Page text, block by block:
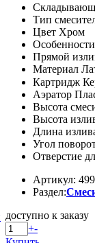
Тип
Цвет Хром
Прямой
Материал
Картридж
Аэратор
Высота
Высота
Длина
Угол
Отверстие
Артикул:
Раздел:
доступно к заказу
+-